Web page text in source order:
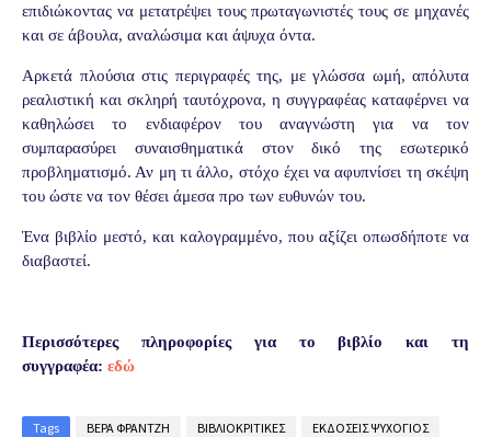
επιδιώκοντας να μετατρέψει τους πρωταγωνιστές τους σε μηχανές
και σε άβουλα, αναλώσιμα και άψυχα όντα.
Αρκετά πλούσια στις περιγραφές της, με γλώσσα ωμή, απόλυτα
ρεαλιστική και σκληρή ταυτόχρονα, η συγγραφέας καταφέρνει να
καθηλώσει το ενδιαφέρον του αναγνώστη για να τον
συμπαρασύρει συναισθηματικά στον δικό της εσωτερικό
προβληματισμό. Αν μη τι άλλο, στόχο έχει να αφυπνίσει τη σκέψη
του ώστε να τον θέσει άμεσα προ των ευθυνών του.
Ένα βιβλίο μεστό, και καλογραμμένο, που αξίζει οπωσδήποτε να
διαβαστεί.
Περισσότερες πληροφορίες για το βιβλίο και τη
συγγραφέα: εδώ
Tags ΒΕΡΑ ΦΡΑΝΤΖΗ ΒΙΒΛΙΟΚΡΙΤΙΚΕΣ
ΕΚΔΟΣΕΙΣ ΨΥΧΟΓΙΟΣ